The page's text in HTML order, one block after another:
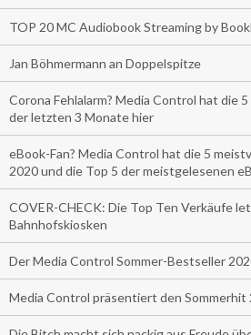
TOP 20 MC Audiobook Streaming by
Jan Böhmermann an Doppelspitze
Corona Fehlalarm? Media Control hat die
der letzten 3 Monate hier
eBook-Fan? Media Control hat die 5
2020 und die Top 5 der meistgelesenen
COVER-CHECK: Die Top Ten Verkäufe
Bahnhofskiosken
Der Media Control Sommer-Bestseller
Media Control präsentiert den Sommerhit